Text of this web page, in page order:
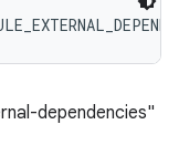
dependencies"